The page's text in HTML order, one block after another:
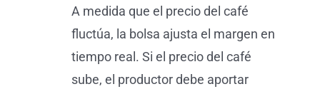
A medida que el precio del café
fluctúa, la bolsa ajusta el margen en
tiempo real. Si el precio del café
sube, el productor debe aportar